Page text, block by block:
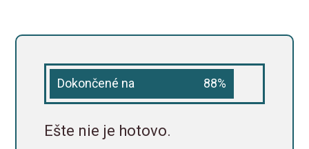
Dokončené na 88%
Ešte nie je hotovo.